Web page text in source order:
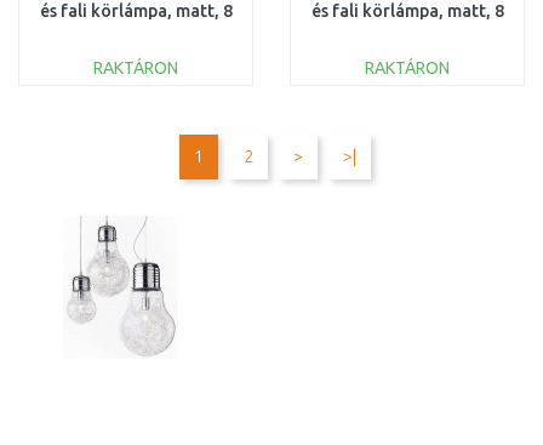
és fali körlámpa, matt, 8
RAKTÁRON
és fali körlámpa, matt, 8
RAKTÁRON
Összehasonlítás
1 2 > >|